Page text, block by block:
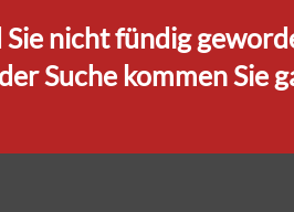
Sie nicht fündig
Suche kommen Sie